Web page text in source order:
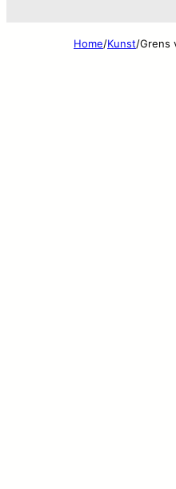
Home/Kunst/Grens